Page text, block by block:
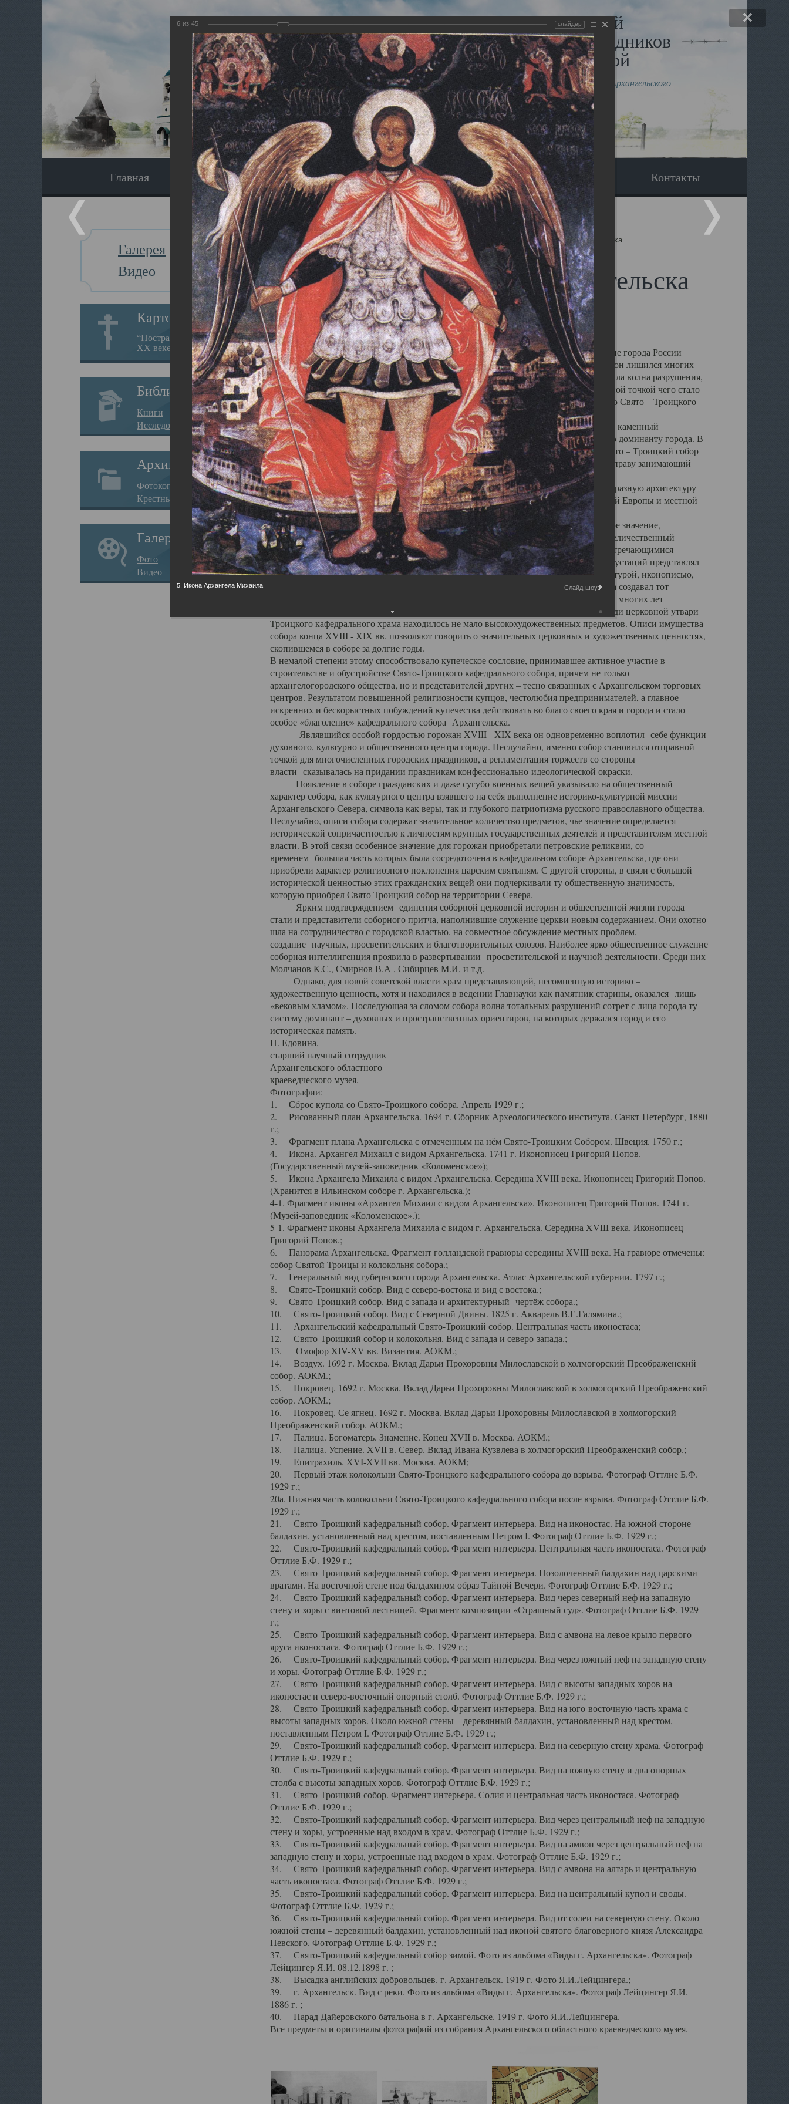
Виртуальный музей
Новомучеников и исповедников
Земли Архангельской
Сайт создан по благословлению митрополита Архангельского
и Холмогорского Даниила
Главная Экскурсия Наследники Галерея Вопрос-ответ Контакты
Галерея
Видео
Картотека
“Пострадавшие за веру в
XX веке на Севере”
Библиотека
Книги
Исследования
Архив
Фотокопии дел
Крестные ходы
Галерея
Фото
Видео
Главная Галерея Храмы-мученики Архангельска Свято-Троицкий собор Архангельска
Свято-Троицкий собор Архангельска
Свято-Троицкий собор Архангельска
23.12.2015
Сегодня мы можем говорить, что Архангельск в большей мере, чем другие губернские города России
пострадал от целенаправленных систематических разрушений, в результате которых он лишился многих
выдающихся памятников архитектуры. Больше всего по старому Архангельску ударила волна разрушения,
вызванная борьбой с религией, набравшая особую силу в конце 20 –х годов. Отправной точкой чего стало
разрушение православного центра архангельской губернии - ансамбля кафедрального Свято – Троицкого
собора Архангельска.
Возникнув в начале XVIII века в центре Архангельска, величественный каменный
двухэтажный Троицкий собор, сразу превратился в зрительную и градостроительную доминанту города. В
XVIII веке по масштабам ему не было равных на Севере. Вплоть до разрушения Свято – Троицкий собор
оставался самым высоким и значительным из городских строений Архангельска, по праву занимающий
второе место, после гостиных дворов, в градостроительной картине Архангельска.
Один из самых больших и светлых соборов России воплотил в себе яркую и своеобразную архитектуру
портового города с отраженными в ней архитектурными течениями России, Западной Европы и местной
архангелогородской школы церковного зодчества.
Масштабность, благолепие и богатство собора, вполне оправдывали его кафедральное значение,
заслуженно выделяя из многочисленных культовых построек города. Обширный и величественный
иконостас украшенный колоннами ионического стиля, с единственными нигде не встречающимися
царскими вратами, изящным фронтоном и множеством резных, символических инкрустаций представлял
собой поистине художественную ценность. В совокупности же с живописью, скульптурой, иконописью,
шитьем, многочисленными предметами церковной утвари интерьер Троицкого храма создавал тот
неповторимый красочный ансамбль декоративного убранства собора, на протяжении многих лет
поражающий воображение своих посетителей. В соборной ризнице, библиотеке, среди церковной утвари
Троицкого кафедрального храма находилось не мало высокохудожественных предметов. Описи имущества
собора конца XVIII - XIX вв. позволяют говорить о значительных церковных и художественных ценностях,
скопившемся в соборе за долгие годы.
В немалой степени этому способствовало купеческое сословие, принимавшее активное участие в
строительстве и обустройстве Свято-Троицкого кафедрального собора, причем не только
архангелогородского общества, но и представителей других – тесно связанных с Архангельском торговых
центров. Результатом повышенной религиозности купцов, честолюбия предпринимателей, а главное
искренних и бескорыстных побуждений купечества действовать во благо своего края и города и стало
особое «благолепие» кафедрального собора Архангельска.
Являвшийся особой гордостью горожан XVIII - XIX века он одновременно воплотил себе функции
духовного, культурно и общественного центра города. Неслучайно, именно собор становился отправной
точкой для многочисленных городских праздников, а регламентация торжеств со стороны
власти сказывалась на придании праздникам конфессионально-идеологической окраски.
Появление в соборе гражданских и даже сугубо военных вещей указывало на общественный
характер собора, как культурного центра взявшего на себя выполнение историко-культурной миссии
Архангельского Севера, символа как веры, так и глубокого патриотизма русского православного общества.
Неслучайно, описи собора содержат значительное количество предметов, чье значение определяется
исторической сопричастностью к личностям крупных государственных деятелей и представителям местной
власти. В этой связи особенное значение для горожан приобретали петровские реликвии, со
временем большая часть которых была сосредоточена в кафедральном соборе Архангельска, где они
приобрели характер религиозного поклонения царским святыням. С другой стороны, в связи с большой
исторической ценностью этих гражданских вещей они подчеркивали ту общественную значимость,
которую приобрел Свято Троицкий собор на территории Севера.
Ярким подтверждением единения соборной церковной истории и общественной жизни города
стали и представители соборного притча, наполнившие служение церкви новым содержанием. Они охотно
шла на сотрудничество с городской властью, на совместное обсуждение местных проблем,
создание научных, просветительских и благотворительных союзов. Наиболее ярко общественное служение
соборная интеллигенция проявила в развертывании просветительской и научной деятельности. Среди них
Молчанов К.С., Смирнов В.А , Сибирцев М.И. и т.д.
Однако, для новой советской власти храм представляющий, несомненную историко –
художественную ценность, хотя и находился в ведении Главнауки как памятник старины, оказался лишь
«вековым хламом». Последующая за сломом собора волна тотальных разрушений сотрет с лица города ту
систему доминант – духовных и пространственных ориентиров, на которых держался город и его
историческая память.
Н. Едовина,
старший научный сотрудник
Архангельского областного
краеведческого музея.
Фотографии:
1. Сброс купола со Свято-Троицкого собора. Апрель 1929 г.;
2. Рисованный план Архангельска. 1694 г. Сборник Археологического института. Санкт-Петербург, 1880
г.;
3. Фрагмент плана Архангельска с отмеченным на нём Свято-Троицким Собором. Швеция. 1750 г.;
4. Икона. Архангел Михаил с видом Архангельска. 1741 г. Иконописец Григорий Попов.
(Государственный музей-заповедник «Коломенское»);
5. Икона Архангела Михаила с видом Архангельска. Середина XVIII века. Иконописец Григорий Попов.
(Хранится в Ильинском соборе г. Архангельска.);
4-1. Фрагмент иконы «Архангел Михаил с видом Архангельска». Иконописец Григорий Попов. 1741 г.
(Музей-заповедник «Коломенское».);
5-1. Фрагмент иконы Архангела Михаила с видом г. Архангельска. Середина XVIII века. Иконописец
Григорий Попов.;
6. Панорама Архангельска. Фрагмент голландской гравюры середины XVIII века. На гравюре отмечены:
собор Святой Троицы и колокольня собора.;
7. Генеральный вид губернского города Архангельска. Атлас Архангельской губернии. 1797 г.;
8. Свято-Троицкий собор. Вид с северо-востока и вид с востока.;
9. Свято-Троицкий собор. Вид с запада и архитектурный чертёж собора.;
10. Свято-Троицкий собор. Вид с Северной Двины. 1825 г. Акварель В.Е.Галямина.;
11. Архангельский кафедральный Свято-Троицкий собор. Центральная часть иконостаса;
12. Свято-Троицкий собор и колокольня. Вид с запада и северо-запада.;
13. Омофор XIV-XV вв. Византия. АОКМ.;
14. Воздух. 1692 г. Москва. Вклад Дарьи Прохоровны Милославской в холмогорский Преображенский
собор. АОКМ.;
15. Покровец. 1692 г. Москва. Вклад Дарьи Прохоровны Милославской в холмогорский Преображенский
собор. АОКМ.;
16. Покровец. Се ягнец. 1692 г. Москва. Вклад Дарьи Прохоровны Милославской в холмогорский
Преображенский собор. АОКМ.;
17. Палица. Богоматерь. Знамение. Конец XVII в. Москва. АОКМ.;
18. Палица. Успение. XVII в. Север. Вклад Ивана Кузвлева в холмогорский Преображенский собор.;
19. Епитрахиль. XVI-XVII вв. Москва. АОКМ;
20. Первый этаж колокольни Свято-Троицкого кафедрального собора до взрыва. Фотограф Оттлие Б.Ф.
1929 г.;
20а. Нижняя часть колокольни Свято-Троицкого кафедрального собора после взрыва. Фотограф Оттлие Б.Ф.
1929 г.;
21. Свято-Троицкий кафедральный собор. Фрагмент интерьера. Вид на иконостас. На южной стороне
балдахин, установленный над крестом, поставленным Петром I. Фотограф Оттлие Б.Ф. 1929 г.;
22. Свято-Троицкий кафедральный собор. Фрагмент интерьера. Центральная часть иконостаса. Фотограф
Оттлие Б.Ф. 1929 г.;
23. Свято-Троицкий кафедральный собор. Фрагмент интерьера. Позолоченный балдахин над царскими
вратами. На восточной стене под балдахином образ Тайной Вечери. Фотограф Оттлие Б.Ф. 1929 г.;
24. Свято-Троицкий кафедральный собор. Фрагмент интерьера. Вид через северный неф на западную
стену и хоры с винтовой лестницей. Фрагмент композиции «Страшный суд». Фотограф Оттлие Б.Ф. 1929
г.;
25. Свято-Троицкий кафедральный собор. Фрагмент интерьера. Вид с амвона на левое крыло первого
яруса иконостаса. Фотограф Оттлие Б.Ф. 1929 г.;
26. Свято-Троицкий кафедральный собор. Фрагмент интерьера. Вид через южный неф на западную стену
и хоры. Фотограф Оттлие Б.Ф. 1929 г.;
27. Свято-Троицкий кафедральный собор. Фрагмент интерьера. Вид с высоты западных хоров на
иконостас и северо-восточный опорный столб. Фотограф Оттлие Б.Ф. 1929 г.;
28. Свято-Троицкий кафедральный собор. Фрагмент интерьера. Вид на юго-восточную часть храма с
высоты западных хоров. Около южной стены – деревянный балдахин, установленный над крестом,
поставленным Петром I. Фотограф Оттлие Б.Ф. 1929 г.;
29. Свято-Троицкий кафедральный собор. Фрагмент интерьера. Вид на северную стену храма. Фотограф
Оттлие Б.Ф. 1929 г.;
30. Свято-Троицкий кафедральный собор. Фрагмент интерьера. Вид на южную стену и два опорных
столба с высоты западных хоров. Фотограф Оттлие Б.Ф. 1929 г.;
31. Свято-Троицкий собор. Фрагмент интерьера. Солия и центральная часть иконостаса. Фотограф
Оттлие Б.Ф. 1929 г.;
32. Свято-Троицкий кафедральный собор. Фрагмент интерьера. Вид через центральный неф на западную
стену и хоры, устроенные над входом в храм. Фотограф Оттлие Б.Ф. 1929 г.;
33. Свято-Троицкий кафедральный собор. Фрагмент интерьера. Вид на амвон через центральный неф на
западную стену и хоры, устроенные над входом в храм. Фотограф Оттлие Б.Ф. 1929 г.;
34. Свято-Троицкий кафедральный собор. Фрагмент интерьера. Вид с амвона на алтарь и центральную
часть иконостаса. Фотограф Оттлие Б.Ф. 1929 г.;
35. Свято-Троицкий кафедральный собор. Фрагмент интерьера. Вид на центральный купол и своды.
Фотограф Оттлие Б.Ф. 1929 г.;
36. Свято-Троицкий кафедральный собор. Фрагмент интерьера. Вид от солеи на северную стену. Около
южной стены – деревянный балдахин, установленный над иконой святого благоверного князя Александра
Невского. Фотограф Оттлие Б.Ф. 1929 г.;
37. Свято-Троицкий кафедральный собор зимой. Фото из альбома «Виды г. Архангельска». Фотограф
Лейцингер Я.И. 08.12.1898 г. ;
38. Высадка английских добровольцев. г. Архангельск. 1919 г. Фото Я.И.Лейцингера.;
39. г. Архангельск. Вид с реки. Фото из альбома «Виды г. Архангельска». Фотограф Лейцингер Я.И.
1886 г. ;
40. Парад Дайеровского батальона в г. Архангельске. 1919 г. Фото Я.И.Лейцингера.
Все предметы и оригиналы фотографий из собрания Архангельского областного краеведческого музея.
6 из 45 слайдер
5. Икона Архангела Михаила Слайд-шоу: